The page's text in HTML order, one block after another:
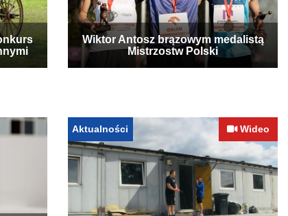
Wiktor Antosz brązowym medalistą
Mistrzostw Polski
Aktualności Wideo